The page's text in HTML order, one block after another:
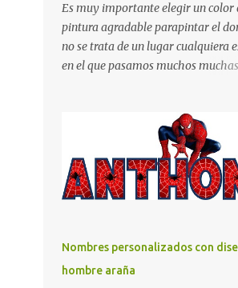
Es muy importante elegir un color
pintura agradable parapintar el
no se trata de un lugar cualquiera
en el que pasamos muchos
de un lugar propio que utilizamos
días y por ende debemos tratar de
sea un lugar muy agradable y
también para nuestra vista. Te
algunas sugerencias que pueden
dormitorio. El color naranja es
opción para recibir esa luz y
todo ser humano necesita. El color
Nombres personalizados con
hombre araña